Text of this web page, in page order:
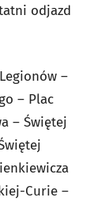
odjazd
–
– Plac
– Świętej
Curie –